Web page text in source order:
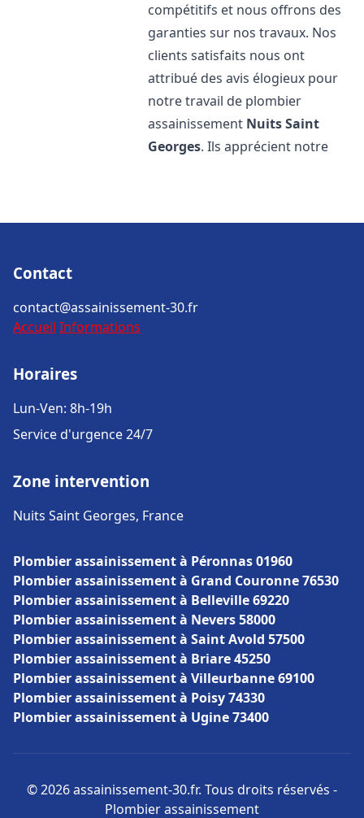
compétitifs et nous offrons des
garanties sur nos travaux. Nos
clients satisfaits nous ont
attribué des avis élogieux pour
notre travail de plombier
assainissement Nuits Saint
Georges. Ils apprécient notre
Contact
contact@assainissement-30.fr
Accueil Informations
Horaires
Lun-Ven: 8h-19h
Service d'urgence 24/7
Zone intervention
Nuits Saint Georges, France
Plombier assainissement à Péronnas 01960
Plombier assainissement à Grand Couronne 76530
Plombier assainissement à Belleville 69220
Plombier assainissement à Nevers 58000
Plombier assainissement à Saint Avold 57500
Plombier assainissement à Briare 45250
Plombier assainissement à Villeurbanne 69100
Plombier assainissement à Poisy 74330
Plombier assainissement à Ugine 73400
© 2026 assainissement-30.fr. Tous droits réservés -
Plombier assainissement